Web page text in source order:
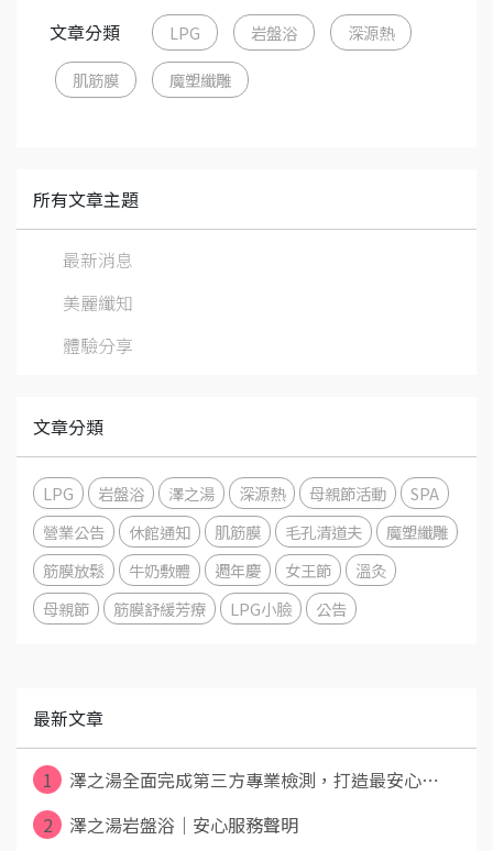
文章分類 LPG 岩盤浴 深源熱
肌筋膜 魔塑纖雕
所有文章主題
最新消息
美麗纖知
體驗分享
文章分類
LPG 岩盤浴 澤之湯 深源熱 母親節活動
SPA
營業公告
休館通知 肌筋膜 毛孔清道夫
魔塑纖雕
筋膜放鬆
牛奶敷體 週年慶 女王節
溫灸
母親節
筋膜舒緩芳療 LPG小臉 公告
最新文章
1
澤之湯全面完成第三方專業檢測，打造最安心⋯
2
澤之湯岩盤浴｜安心服務聲明